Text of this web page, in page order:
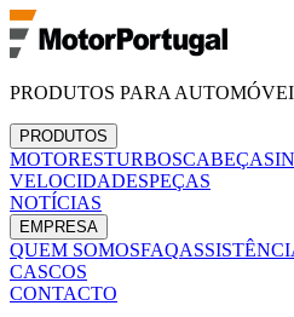
PRODUTOS PARA
PRODUTOS
MOTORESTURBOSCABEÇAS
VELOCIDADESPEÇAS
NOTÍCIAS
EMPRESA
QUEM SOMOSFAQ
CASCOS
CONTACTO